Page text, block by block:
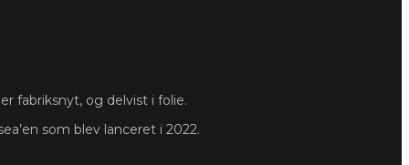
fabriksnyt, og delvist i folie.
som blev lanceret i 2022.